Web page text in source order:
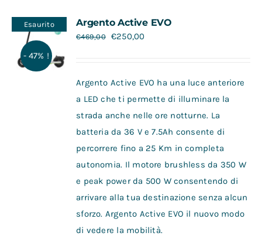
Contatti
Esaurito
- 47% !
Argento Active EVO
€469,00 €250,00
Argento Active EVO ha una luce anteriore
a LED che ti permette di illuminare la
strada anche nelle ore notturne. La
batteria da 36 V e 7.5Ah consente di
percorrere fino a 25 Km in completa
autonomia. Il motore brushless da 350 W
e peak power da 500 W consentendo di
arrivare alla tua destinazione senza alcun
sforzo. Argento Active EVO il nuovo modo
di vedere la mobilità.